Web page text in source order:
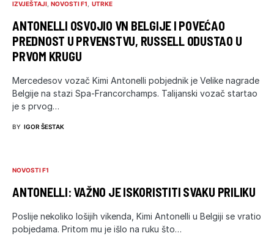
IZVJEŠTAJI NOVOSTI F1 UTRKE
ANTONELLI OSVOJIO VN BELGIJE I POVEĆAO
PREDNOST U PRVENSTVU, RUSSELL ODUSTAO U
PRVOM KRUGU
Mercedesov vozač Kimi Antonelli pobjednik je Velike nagrade
Belgije na stazi Spa-Francorchamps. Talijanski vozač startao
je s prvog…
BY IGOR ŠESTAK
NOVOSTI F1
ANTONELLI: VAŽNO JE ISKORISTITI SVAKU PRILIKU
Poslije nekoliko lošijih vikenda, Kimi Antonelli u Belgiji se vratio
pobjedama. Pritom mu je išlo na ruku što…